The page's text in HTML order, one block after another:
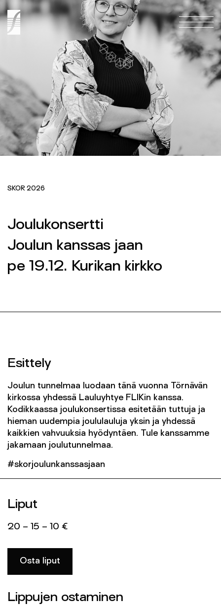
ETUSIVU
KONSERTIT
LIPUNMYYNTI
ORKESTERI
YHTEYS
SEINÄJOEN KAUPUNGINORKESTERI 2026 ©
FACEBOOK
ETUSIVU
KONSERTIT
LIPUNMYYNTI
ORKESTERI
YHTEYS
SEINÄJOEN KAUPUNGINORKESTERI 2026 ©
SKOR 2026
Joulukonsertti
Joulun kanssas jaan
pe 19.12. Kurikan kirkko
Esittely
Joulun tunnelmaa luodaan tänä vuonna Törnävän
kirkossa yhdessä Lauluyhtye FLIKin kanssa.
Kodikkaassa joulukonsertissa esitetään tuttuja ja
hieman uudempia joululauluja yksin ja yhdessä
kaikkien vahvuuksia hyödyntäen. Tule kanssamme
jakamaan joulutunnelmaa.
#skorjoulunkanssasjaan
Liput
20 – 15 – 10 €
Osta liput
Lippujen ostaminen
Etusivu
Konsertit
Lipunmyynti
Yhteys